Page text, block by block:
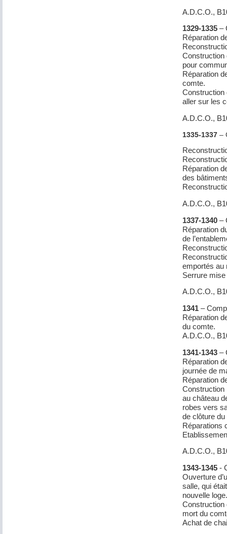
A.D.C.O.,
1329-1335 –
Réparation
Construction
pour
Réparation
comte.
Construction
aller sur les
A.D.C.O.,
1335-1337 –
Réparation
des
A.D.C.O.,
1337-1340 –
Réparation
de
emportés au
Serrure
A.D.C.O.,
1341 –
Réparation
du comte.
A.D.C.O.,
1341-1343 –
Réparation
journée de
Réparation
Construction
au château
robes vers
de clôture du
Réparations
A.D.C.O.,
1343-1345 -
Ouverture
salle, qui
nouvelle loge.
Construction
mort du
Achat de